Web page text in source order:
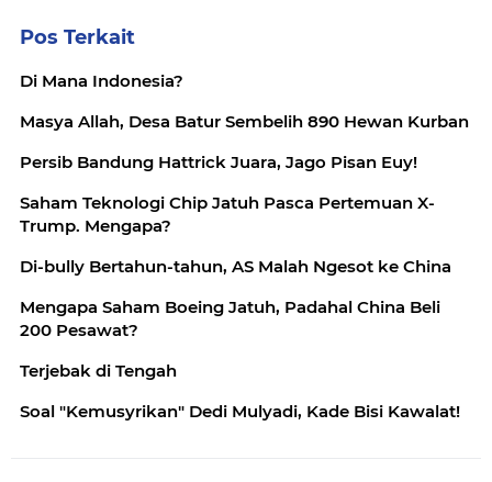
Pos Terkait
Di Mana Indonesia?
Masya Allah, Desa Batur Sembelih 890 Hewan Kurban
Persib Bandung Hattrick Juara, Jago Pisan Euy!
Saham Teknologi Chip Jatuh Pasca Pertemuan X-
Trump. Mengapa?
Di-bully Bertahun-tahun, AS Malah Ngesot ke China
Mengapa Saham Boeing Jatuh, Padahal China Beli
200 Pesawat?
Terjebak di Tengah
Soal "Kemusyrikan" Dedi Mulyadi, Kade Bisi Kawalat!